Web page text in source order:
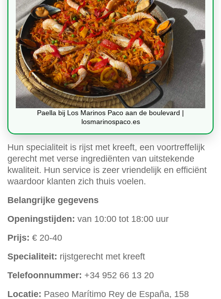
Paella bij Los Marinos Paco aan de boulevard |
losmarinospaco.es
Hun specialiteit is rijst met kreeft, een voortreffelijk
gerecht met verse ingrediënten van uitstekende
kwaliteit. Hun service is zeer vriendelijk en efficiënt
waardoor klanten zich thuis voelen.
Belangrijke gegevens
Openingstijden: van 10:00 tot 18:00 uur
Prijs: € 20-40
Specialiteit: rijstgerecht met kreeft
Telefoonnummer: +34 952 66 13 20
Locatie: Paseo Marítimo Rey de España, 158